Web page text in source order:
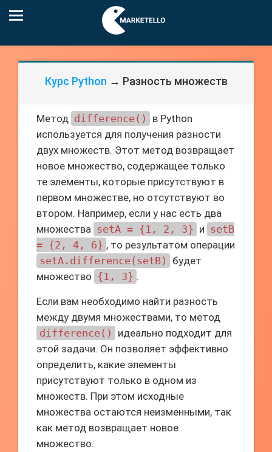
Курс Python → Разность множеств
Метод difference()
в Python
используется для получения разности
двух множеств. Этот метод возвращает
новое множество, содержащее только
те элементы, которые присутствуют в
первом множестве, но отсутствуют во
втором. Например, если у нас есть два
множества setA = {1, 2, 3} и setB
= {2, 4, 6} , то результатом операции
setA.difference(setB)
будет
множество {1, 3} .
Если вам необходимо найти разность
между двумя множествами, то метод
difference()
идеально подходит для
этой задачи. Он позволяет эффективно
определить, какие элементы
присутствуют только в одном из
множеств. При этом исходные
множества остаются неизменными, так
как метод возвращает новое
множество.